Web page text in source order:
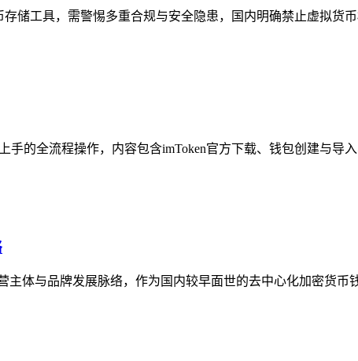
储工具，需警惕多重合规与安全隐患，国内明确禁止虚拟货
的全流程操作，内容包含imToken官方下载、钱包创建与导
体与品牌发展脉络，作为国内较早面世的去中心化加密货币